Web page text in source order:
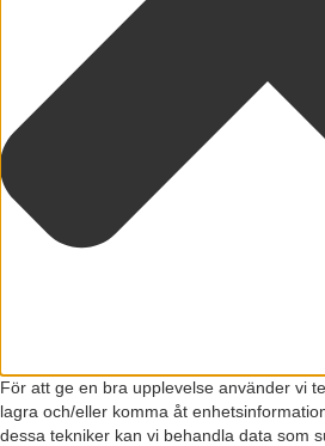
För att ge en bra upplevelse använder vi
lagra och/eller komma åt
dessa tekniker kan vi behandla data som